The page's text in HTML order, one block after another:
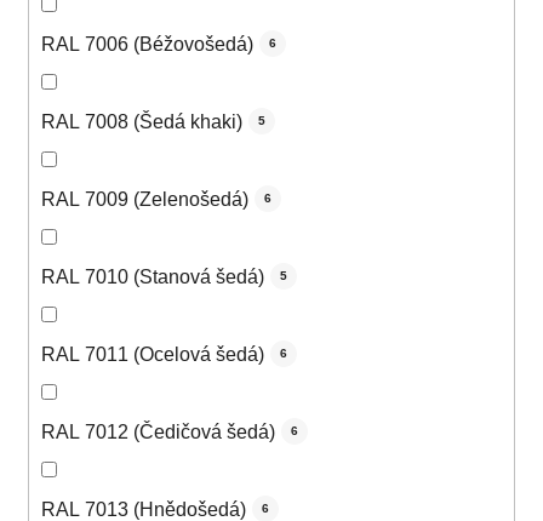
RAL 7006 (Béžovošedá) 6
RAL 7008 (Šedá khaki) 5
RAL 7009 (Zelenošedá) 6
RAL 7010 (Stanová šedá) 5
RAL 7011 (Ocelová šedá) 6
RAL 7012 (Čedičová šedá) 6
RAL 7013 (Hnědošedá) 6